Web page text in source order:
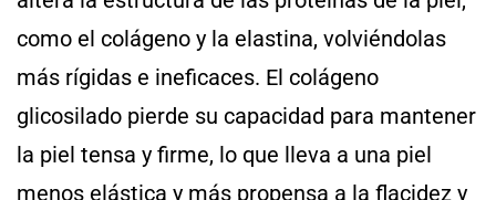
como el colágeno y la elastina, volviéndolas
más rígidas e ineficaces. El colágeno
glicosilado pierde su capacidad para mantener
la piel tensa y firme, lo que lleva a una piel
menos elástica y más propensa a la flacidez y